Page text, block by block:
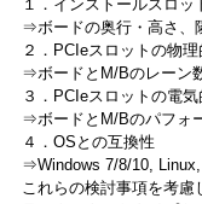
１．インストールスロッ
⇒ボードの奥行・高さ、
２．PCIeスロットの物
⇒ボードとM/Bのレーン
３．PCIeスロットの電気
⇒ボードとM/Bのパフォ
４．OSとの互換性
⇒Windows 7/8/10,
これらの検討事項を考慮